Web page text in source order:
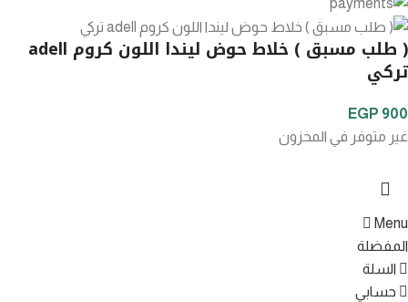
( طلب مسبق ) خلاط حوض ليندا اللون كروم adell
تركي
900
EGP
غير متوفر في المخزون
Menu
المفضلة
السلة
حسابي